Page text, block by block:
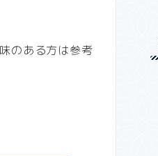
のある方は参考